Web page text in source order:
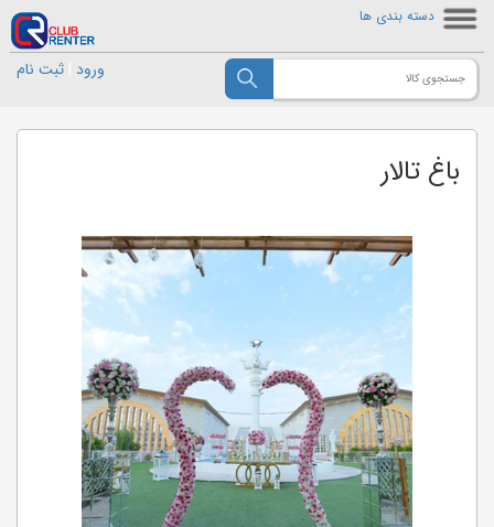
دسته بندی ها
ورود ثبت نام
باغ تالار